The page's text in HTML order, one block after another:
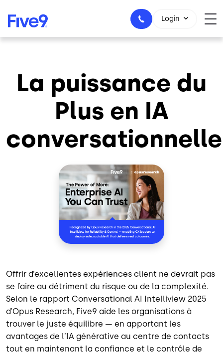
1-800-553-8159
Login
La puissance du
Plus en IA
conversationnelle
Offrir d’excellentes expériences client ne devrait pas
se faire au détriment du risque ou de la complexité.
Selon le rapport Conversational AI Intelliview 2025
d’Opus Research, Five9 aide les organisations à
trouver le juste équilibre — en apportant les
avantages de l’IA générative au centre de contacts
tout en maintenant la confiance et le contrôle de